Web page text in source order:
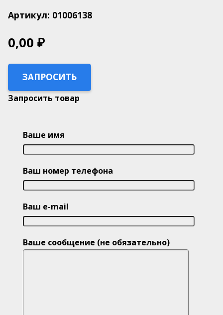
Артикул: 01006138
0,00 ₽
ЗАПРОСИТЬ
Запросить товар
Ваше имя
Ваш номер телефона
Ваш e-mail
Ваше сообщение (не обязательно)